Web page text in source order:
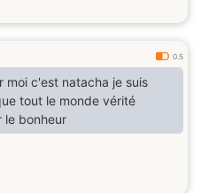
0.5
moi c'est natacha je suis
tout le monde vérité
le bonheur